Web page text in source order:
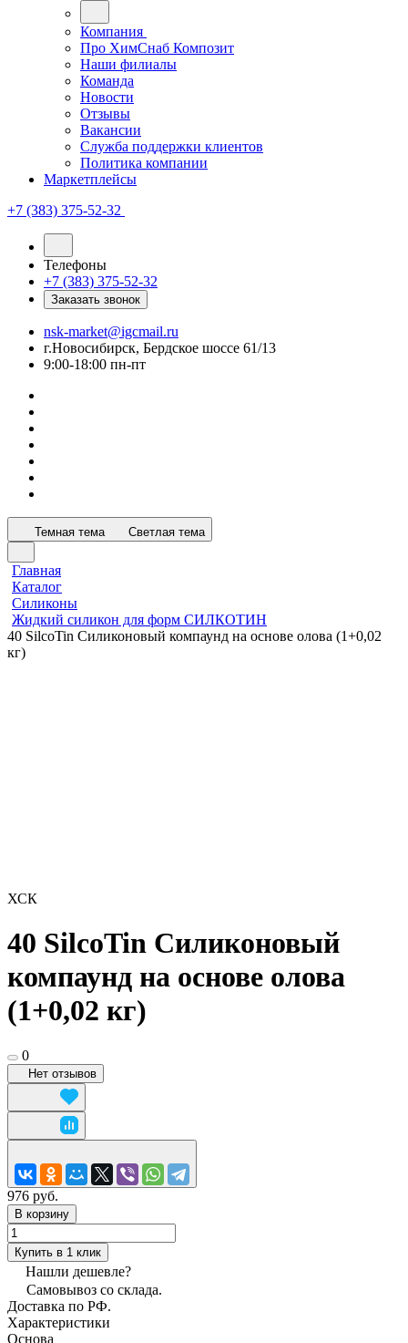
Компания
Про ХимСнаб Композит
Наши филиалы
Команда
Новости
Отзывы
Вакансии
Служба поддержки клиентов
Политика компании
Маркетплейсы
+7 (383) 375-52-32
Телефоны
+7 (383) 375-52-32
Заказать звонок
nsk-market@igcmail.ru
г.Новосибирск, Бердское шоссе 61/13
9:00-18:00 пн-пт
Темная тема Светлая тема
Главная
Каталог
Силиконы
Жидкий силикон для форм СИЛКОТИН
40 SilcoTin Силиконовый компаунд на основе олова (1+0,02
кг)
ХСК
40 SilcoTin Силиконовый
компаунд на основе олова
(1+0,02 кг)
0
Нет отзывов
976 руб.
В корзину
Купить в 1 клик
Нашли дешевле?
Самовывоз со склада.
Доставка по РФ.
Характеристики
Основа